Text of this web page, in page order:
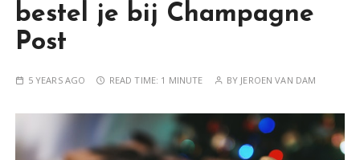
bestel je bij Champagne
Post
5 YEARS AGO READ TIME: 1 MINUTE BY JEROEN VAN DAM